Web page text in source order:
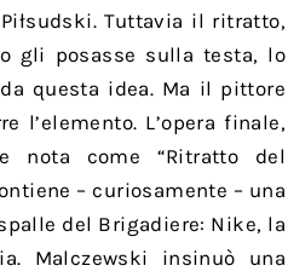
Tuttavia il ritratto,
gli posasse sulla testa, lo
questa idea. Ma il pittore
l’elemento. L’opera finale,
nota come “Ritratto del
– curiosamente – una
del Brigadiere: Nike, la
Malczewski insinuò una